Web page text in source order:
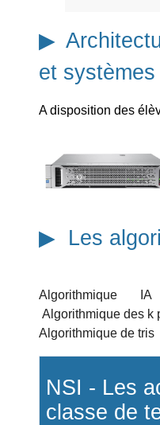
▶︎
et systèmes
A disposition des
▶︎ Les a
Algorithmique
Algorithmique des k
Algorithmique de tris
NSI - Les
classe de